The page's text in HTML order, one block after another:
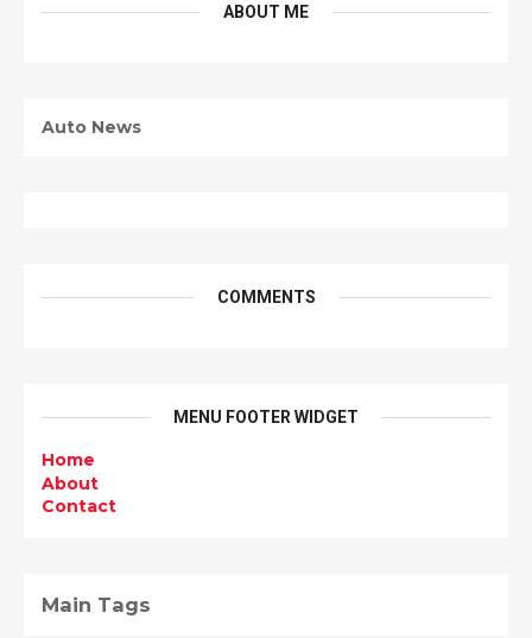
ABOUT ME
Auto News
COMMENTS
MENU FOOTER WIDGET
Home
About
Contact
Main Tags